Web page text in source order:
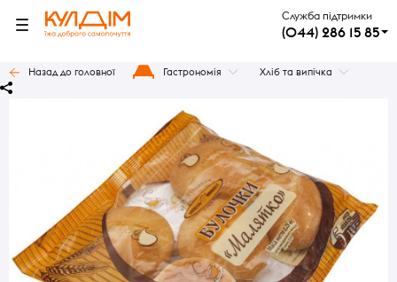
Служба підтримки
(044) 286 15 85
Назад до головної Гастрономія Хліб та випічка